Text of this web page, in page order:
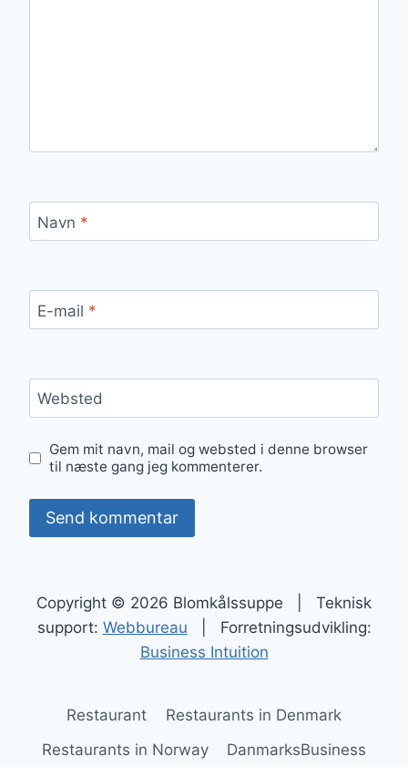
Navn *
E-mail *
Websted
Gem mit navn, mail og websted i denne browser
til næste gang jeg kommenterer.
Copyright © 2026 Blomkålssuppe | Teknisk
support: Webbureau | Forretningsudvikling:
Business Intuition
Restaurant
Restaurants in Denmark
Restaurants in Norway
DanmarksBusiness